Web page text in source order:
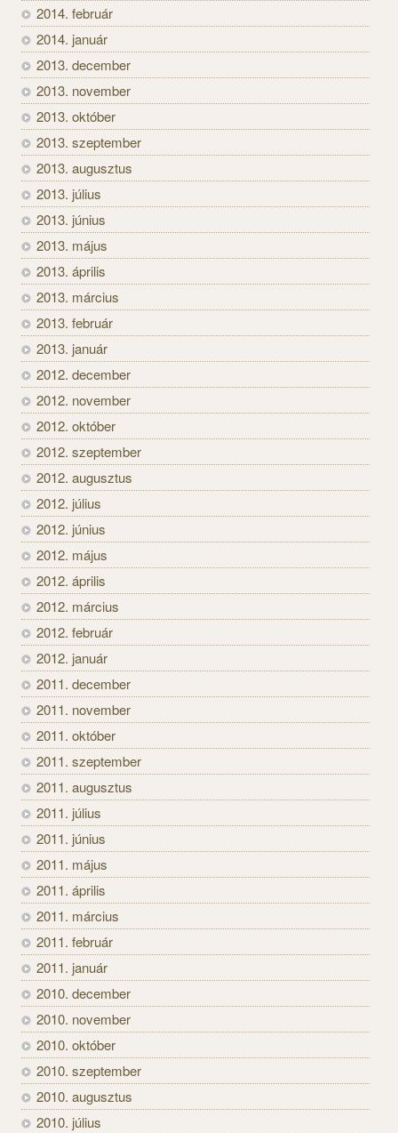
2014. február
2014. január
2013. december
2013. november
2013. október
2013. szeptember
2013. augusztus
2013. július
2013. június
2013. május
2013. április
2013. március
2013. február
2013. január
2012. december
2012. november
2012. október
2012. szeptember
2012. augusztus
2012. július
2012. június
2012. május
2012. április
2012. március
2012. február
2012. január
2011. december
2011. november
2011. október
2011. szeptember
2011. augusztus
2011. július
2011. június
2011. május
2011. április
2011. március
2011. február
2011. január
2010. december
2010. november
2010. október
2010. szeptember
2010. augusztus
2010. július